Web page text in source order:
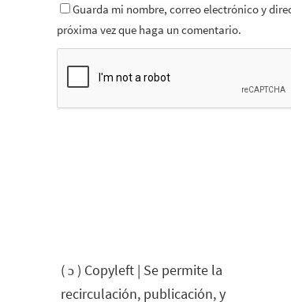
Guarda mi nombre, correo electrónico y
próxima vez que haga un comentario.
( ɔ ) Copyleft | Se permite la
recirculación, publicación, y